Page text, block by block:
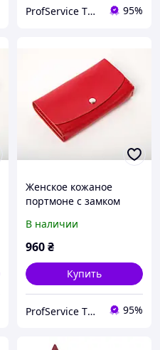
ProfService ТОВ "Профессиональный сервис" 95%
Женское кожаное
портмоне с замком
клатч
В наличии
960 ₴
Купить
ProfService ТОВ "Профессиональный сервис" 95%